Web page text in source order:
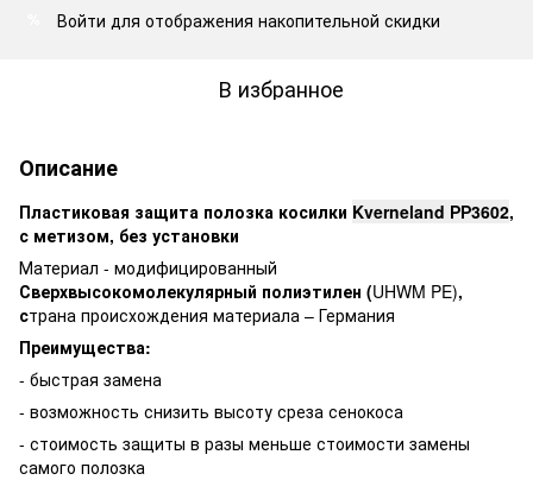
Войти для отображения накопительной скидки
В избранное
Описание
Пластиковая защита полозка косилки Kverneland РР3602,
с метизом, без установки
Материал - модифицированный
Сверхвысокомолекулярный полиэтилен (UHWM PE),
страна происхождения материала – Германия
Преимущества:
- быстрая замена
- возможность снизить высоту среза сенокоса
- стоимость защиты в разы меньше стоимости замены
самого полозка